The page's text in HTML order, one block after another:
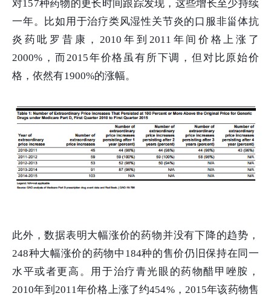
对157种药物的更长时间跟踪发现，这些增长至少持续
一年。比如用于治疗类风湿性关节炎的口服非甾体抗
炎药吡罗昔康，2010年到2011年间价格上涨了
2000%，而2015年价格虽有所下调，但对比原始价
格，依然有1900%的涨幅。
此外，数据表明大幅涨价的药物并没有下降的趋势，
248种大幅涨价的药物中184种的售价仍旧保持在同一
水平或者更高。用于治疗青光眼的药物醋甲唑胺，
2010年到2011年价格上涨了约454%，2015年该药物售